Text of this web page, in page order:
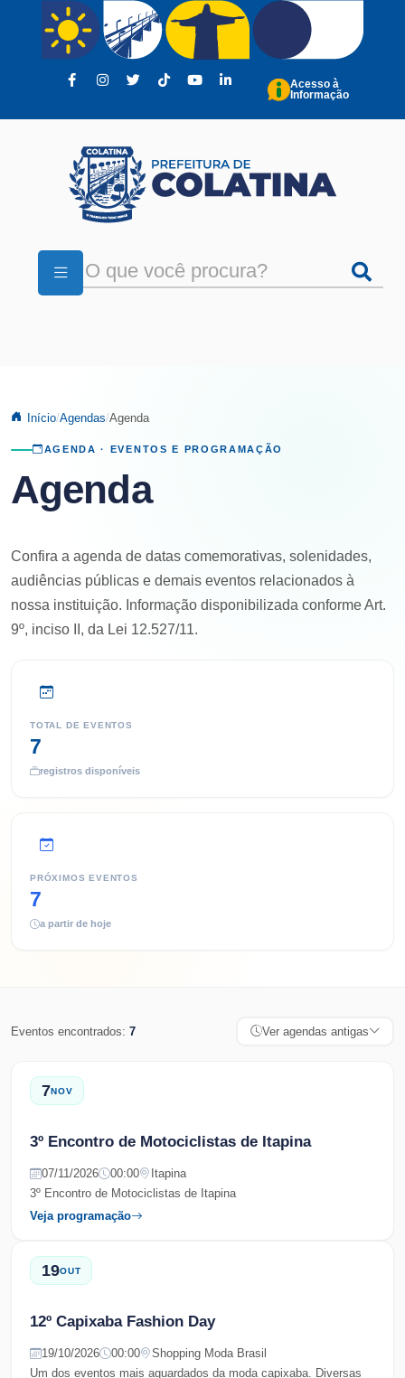
Pular para o conteúdo principal
Acesso à
Informação
Início Agendas Agenda
AGENDA · EVENTOS E PROGRAMAÇÃO
Agenda
Confira a agenda de datas comemorativas, solenidades,
audiências públicas e demais eventos relacionados à
nossa instituição. Informação disponibilizada conforme Art.
9º, inciso II, da Lei 12.527/11.
TOTAL DE EVENTOS
7
registros disponíveis
PRÓXIMOS EVENTOS
7
a partir de hoje
Eventos encontrados: 7 Ver agendas antigas
7NOV
3º Encontro de Motociclistas de Itapina
07/11/2026 00:00 Itapina
3º Encontro de Motociclistas de Itapina
Veja programação
19OUT
12º Capixaba Fashion Day
19/10/2026 00:00 Shopping Moda Brasil
Um dos eventos mais aguardados da moda capixaba. Diversas